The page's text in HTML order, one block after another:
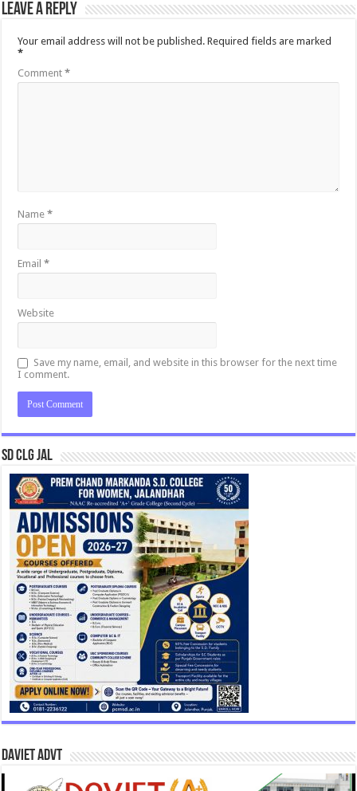
Leave a Reply
Your email address will not be published. Required fields are marked
*
Comment*
Name*
Email*
Website
Save my name, email, and website in this browser for the next time
I comment.
SD CLG JAL
DAVIET Advt